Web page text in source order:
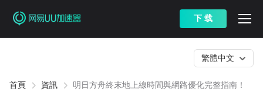
下 载
首頁 資訊 明日方舟終末地上線時間與網路優化完整指南！
繁體中文